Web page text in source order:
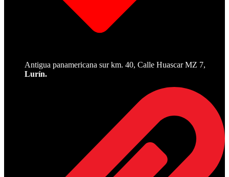
Antigua panamericana sur km. 40, Calle Huascar MZ 7,
Lurín.